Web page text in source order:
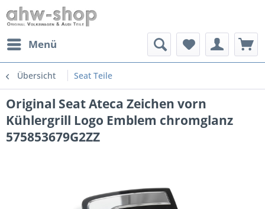
Menü
Übersicht Seat Teile
Original Seat Ateca Zeichen vorn
Kühlergrill Logo Emblem chromglanz
575853679G2ZZ